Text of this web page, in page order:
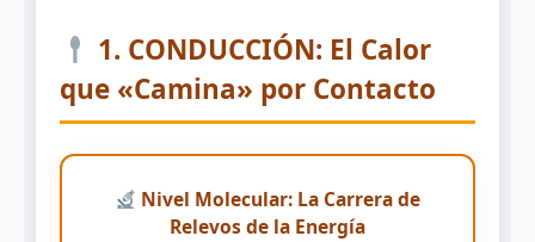
1. CONDUCCIÓN: El Calor
que «Camina» por Contacto
Nivel Molecular: La Carrera de
Relevos de la Energía